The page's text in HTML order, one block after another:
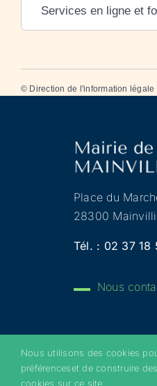
Services en ligne et
© Direction de l'information légale
Place du
28300
Tél. : 02 37 18
Nous
Copyright 2022 ©
Nous utilisons des cookies
préférenceset de construire
cookies sur ce site.